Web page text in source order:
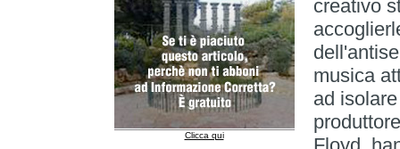
Clicca qui
creativo
musica
ad